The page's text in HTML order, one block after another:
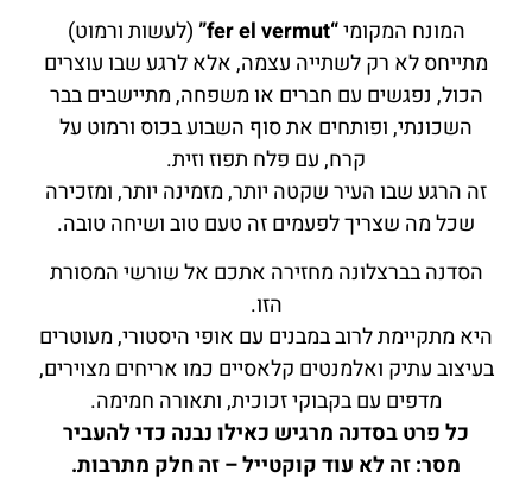
המונח המקומי“fer el vermut”
(לעשות ורמוט)
מתייחס לא רק לשתייה עצמה, אלא לרגע שבו עוצרים
הכול, נפגשים עם חברים או משפחה, מתיישבים בבר
השכונתי, ופותחים את סוף השבוע בכוס ורמוט על
קרח, עם פלח תפוז וזית.
זה הרגע שבו העיר שקטה יותר, מזמינה יותר, ומזכירה
שכל מה שצריך לפעמים זה טעם טוב ושיחה טובה.
הסדנה בברצלונה מחזירה אתכם אל שורשי המסורת
הזו.
היא מתקיימת לרוב במבנים עם אופי היסטורי, מעוטרים
בעיצוב עתיק ואלמנטים קלאסיים כמו אריחים מצוירים,
מדפים עם בקבוקי זכוכית, ותאורה חמימה.
כל פרט בסדנה מרגיש כאילו נבנה כדי להעביר
מסר: זה לא עוד קוקטייל – זה חלק מתרבות.